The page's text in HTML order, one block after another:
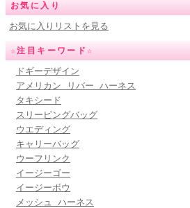
お気に入り
お気に入りリストを見る
☆注目キーワード☆
ドギーデザイン
アメリカン リバー ハーネス
タキシード
スリーピングバッグ
ウエディング
キャリーバッグ
ウーフリンク
イージーゴー
イージーボウ
メッシュ ハーネス